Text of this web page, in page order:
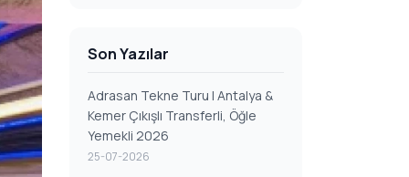
Son Yazılar
Adrasan Tekne Turu | Antalya &
Kemer Çıkışlı Transferli, Öğle
Yemekli 2026
25-07-2026